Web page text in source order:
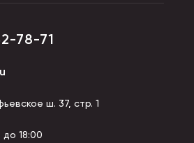
78-71
ш. 37, стр. 1
до 18:00